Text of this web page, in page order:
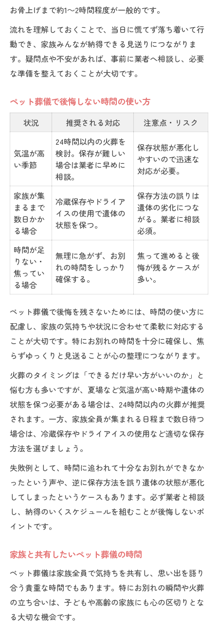
お骨上げまで約1～2時間程度が一般的です。
流れを理解しておくことで、当日に慌てず落ち着いて行
動でき、家族みんなが納得できる見送りにつながりま
す。疑問点や不安があれば、事前に業者へ相談し、必要
な準備を整えておくことが大切です。
ペット葬儀で後悔しない時間の使い方
状況 推奨される対応 注意点・リスク
気温が高
い季節
24時間以内の火葬を
検討。保存が難しい
場合は業者に早めに
相談。
保存状態が悪化し
やすいので迅速な
対応が必要。
家族が集
まるまで
数日かか
る場合
冷蔵保存やドライア
イスの使用で遺体の
状態を保つ。
保存方法の誤りは
遺体の劣化につな
がる。業者に相談
必須。
時間が足
りない・
焦ってい
る場合
無理に急がず、お別
れの時間をしっかり
確保する。
焦って進めると後
悔が残るケースが
多い。
ペット葬儀で後悔を残さないためには、時間の使い方に
配慮し、家族の気持ちや状況に合わせて柔軟に対応する
ことが大切です。特にお別れの時間を十分に確保し、焦
らずゆっくりと見送ることが心の整理につながります。
火葬のタイミングは「できるだけ早い方がいいのか」と
悩む方も多いですが、夏場など気温が高い時期や遺体の
状態を保つ必要がある場合は、24時間以内の火葬が推奨
されます。一方、家族全員が集まれる日程まで数日待つ
場合は、冷蔵保存やドライアイスの使用など適切な保存
方法を選びましょう。
失敗例として、時間に追われて十分なお別れができなか
ったという声や、逆に保存方法を誤り遺体の状態が悪化
してしまったというケースもあります。必ず業者と相談
し、納得のいくスケジュールを組むことが後悔しないポ
イントです。
家族と共有したいペット葬儀の時間
ペット葬儀は家族全員で気持ちを共有し、思い出を語り
合う貴重な時間でもあります。特にお別れの瞬間や火葬
の立ち合いは、子どもや高齢の家族にも心の区切りとな
る大切な機会です。